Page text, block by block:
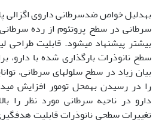
به‫دلیل خواص ضدسرطانی داروی اگزالی
سرطانی در سطح پروتئوم از رده
بیشتر پیشنهاد می‫شود. قابلیت طراحی
سطح نانوذرات بارگذاری شده با دارو،
بیان زیاد در سطح سلول‫های سرطانی،
را در رسیدن به‫محل تومور افزایش
دارو در ناحیه سرطانی مورد نظر را
تغییرات سطحی نانوذرات قابلیت